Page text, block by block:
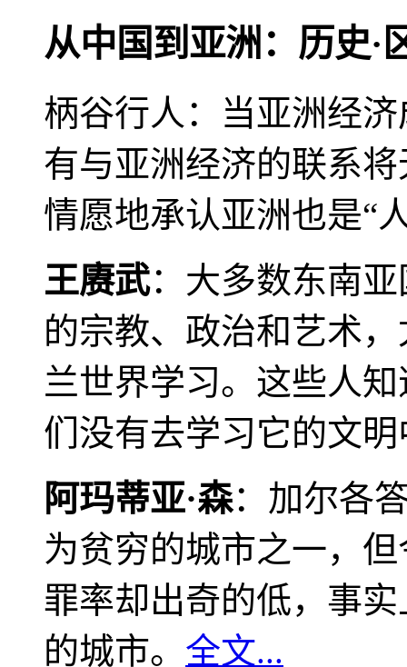
从中国到亚洲：历史·
柄谷行人：当亚洲经
有与亚洲经济的联系
情愿地承认亚洲也是“
王赓武：大多数东南
的宗教、政治和艺术
兰世界学习。这些人
们没有去学习它的文
阿玛蒂亚·森：加尔各
为贫穷的城市之一，
罪率却出奇的低，事
的城市。 全文...